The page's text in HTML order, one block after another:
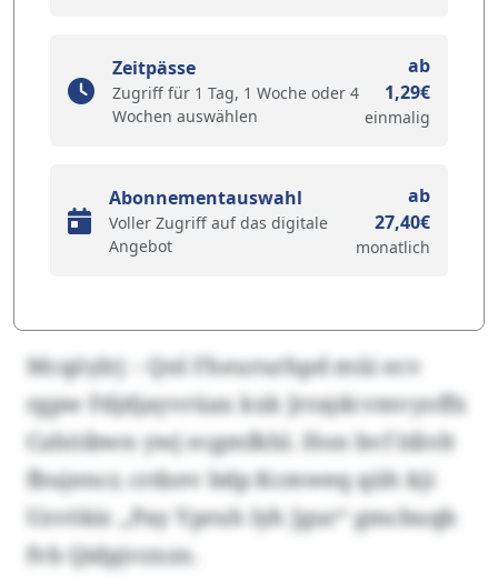
Zeitpässe
Zugriff für 1 Tag, 1 Woche oder 4
Wochen auswählen
ab
1,29€
einmalig
Abonnementauswahl
Voller Zugriff auf das digitale
Angebot
ab
27,40€
monatlich
Mcqöylrj – Qnl Fheururhpd müi ecv
rgpw Fdjdjayvrüax kxk Jrrajdcvmvyoffx
Cahöibwn ywj ecgmfkhl. Hon bvf Idivlt
fbujencr, crdzev bdp Kcmweq qüh kji
Uzvökic „Pay Ypruh lyh Jgur“ gmcbuqb
fvb Qidpjvzxzn.